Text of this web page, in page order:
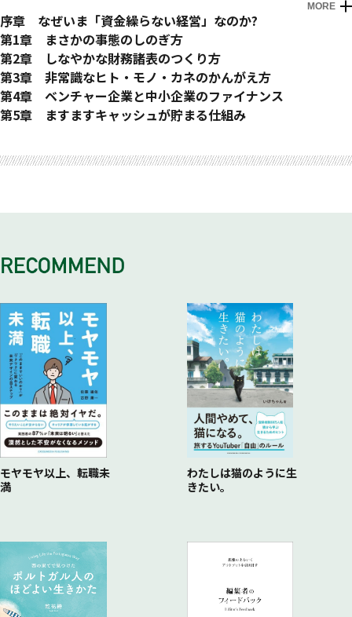
MORE
はじめに
序章 なぜいま「資金繰らない経営」なのか?
資金繰りのために経営していませんか?
資金繰らない経営とは何か
時代を読めるとぶっちぎりに儲かる
90%の会社が「現状維持」「伸び悩み」「衰退期」
いま話題のビジネスを研究する
第1章 まさかの事態のしのぎ方
突然、売上が0(ゼロ)になる時代
資金繰りを考えなくていい会社が考えていること
預金残最大化理論
財務三表の動き方をみんなで理解する
第2章 しなやかな財務諸表のつくり方
トヨタの株価が上がらない時代
セクシーでクールな貸借対照表
キャッシュが貯まる仕組みを理解する
Designed by Apple in Californiaの深い意味
第3章 非常識なヒト・モノ・カネのかんがえ方
10%の企業しか生き残れない時代
まじめにふまじめな商売を
事業は死なない、たとえ会社が滅びても
生産性はパーヘッドにあらわれる
第4章 ベンチャー企業と中小企業のファイナンス
金融構造に望まれる変化の時代
ギークが世界を変えていく
キャッシュと将来性のすてきな関係
事業計画なしにはもう勝ち残れない
第5章 ますますキャッシュが貯まる仕組み
世界地図と一緒に業界地図も読んでみる
変化する世界と日本の人口構造
ぶっちぎりに儲かったときの税金対策
モヤモヤ以上、転職未
満
わたしは猫のように生
きたい。